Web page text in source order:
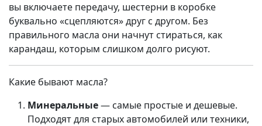
вы включаете передачу, шестерни в коробке
буквально «сцепляются» друг с другом. Без
правильного масла они начнут стираться, как
карандаш, которым слишком долго рисуют.
Какие бывают масла?
Минеральные— самые простые и дешевые.
Подходят для старых автомобилей или техники,